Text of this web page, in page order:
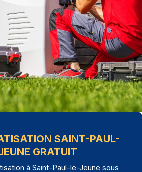
SAINT-PAUL-
GRATUIT
à Saint-Paul-le-Jeune sous